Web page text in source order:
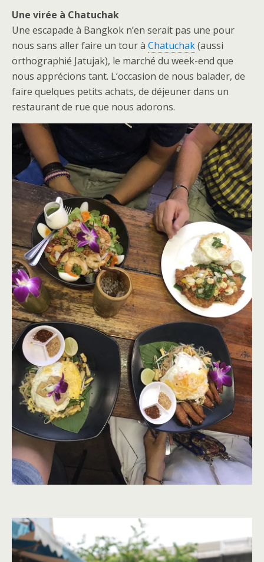
Une virée à Chatuchak
Une escapade à Bangkok n’en serait pas une pour
nous sans aller faire un tour à Chatuchak(aussi
orthographié Jatujak), le marché du week-end que
nous apprécions tant. L’occasion de nous balader, de
faire quelques petits achats, de déjeuner dans un
restaurant de rue que nous adorons.